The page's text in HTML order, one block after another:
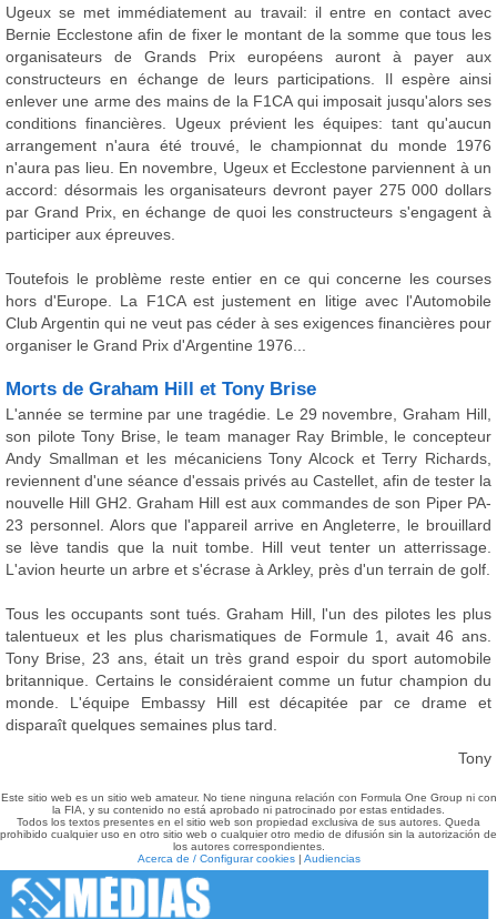
Ugeux se met immédiatement au travail: il entre en contact avec
Bernie Ecclestone afin de fixer le montant de la somme que tous les
organisateurs de Grands Prix européens auront à payer aux
constructeurs en échange de leurs participations. Il espère ainsi
enlever une arme des mains de la F1CA qui imposait jusqu'alors ses
conditions financières. Ugeux prévient les équipes: tant qu'aucun
arrangement n'aura été trouvé, le championnat du monde 1976
n'aura pas lieu. En novembre, Ugeux et Ecclestone parviennent à un
accord: désormais les organisateurs devront payer 275 000 dollars
par Grand Prix, en échange de quoi les constructeurs s'engagent à
participer aux épreuves.
Toutefois le problème reste entier en ce qui concerne les courses
hors d'Europe. La F1CA est justement en litige avec l'Automobile
Club Argentin qui ne veut pas céder à ses exigences financières pour
organiser le Grand Prix d'Argentine 1976...
Morts de Graham Hill et Tony Brise
L'année se termine par une tragédie. Le 29 novembre, Graham Hill,
son pilote Tony Brise, le team manager Ray Brimble, le concepteur
Andy Smallman et les mécaniciens Tony Alcock et Terry Richards,
reviennent d'une séance d'essais privés au Castellet, afin de tester la
nouvelle Hill GH2. Graham Hill est aux commandes de son Piper PA-
23 personnel. Alors que l'appareil arrive en Angleterre, le brouillard
se lève tandis que la nuit tombe. Hill veut tenter un atterrissage.
L'avion heurte un arbre et s'écrase à Arkley, près d'un terrain de golf.
Tous les occupants sont tués. Graham Hill, l'un des pilotes les plus
talentueux et les plus charismatiques de Formule 1, avait 46 ans.
Tony Brise, 23 ans, était un très grand espoir du sport automobile
britannique. Certains le considéraient comme un futur champion du
monde. L'équipe Embassy Hill est décapitée par ce drame et
disparaît quelques semaines plus tard.
Tony
Este sitio web es un sitio web amateur. No tiene ninguna relación con Formula One Group ni con
la FIA, y su contenido no está aprobado ni patrocinado por estas entidades.
Todos los textos presentes en el sitio web son propiedad exclusiva de sus autores. Queda
prohibido cualquier uso en otro sitio web o cualquier otro medio de difusión sin la autorización de
los autores correspondientes.
Acerca de / Configurar cookies| Audiencias